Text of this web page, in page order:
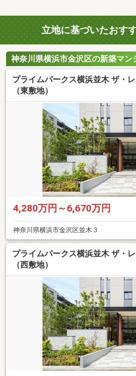
立地に基づいたおす
神奈川県横浜市金沢区の新築マン
プライムパークス横浜並木 ザ・
（東敷地）
4,280万円～6,670万円
神奈川県横浜市金沢区並木３
プライムパークス横浜並木 ザ・
（西敷地）